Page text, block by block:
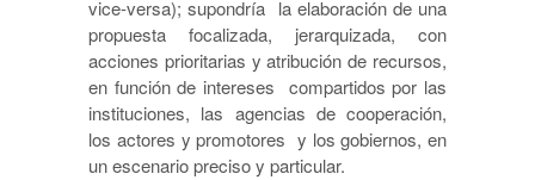
vice-versa); supondría la elaboración de una
propuesta focalizada, jerarquizada, con
acciones prioritarias y atribución de recursos,
en función de intereses compartidos por las
instituciones, las agencias de cooperación,
los actores y promotores y los gobiernos, en
un escenario preciso y particular.